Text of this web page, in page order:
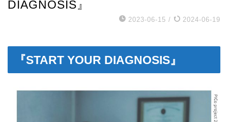
DIAGNOSIS』
2023-06-15 / 2024-06-19
『START YOUR DIAGNOSIS』